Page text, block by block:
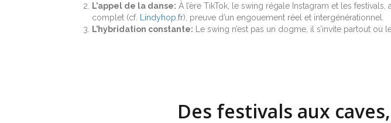
L’appel de la danse: À l’ère TikTok, le swing régale Instagram et les
complet (cf.
Lindyhop.fr), preuve d’un engouement réel et intergénérationnel.
L’hybridation constante: Le swing n’est pas un dogme, il s’invite partout
Des festivals aux